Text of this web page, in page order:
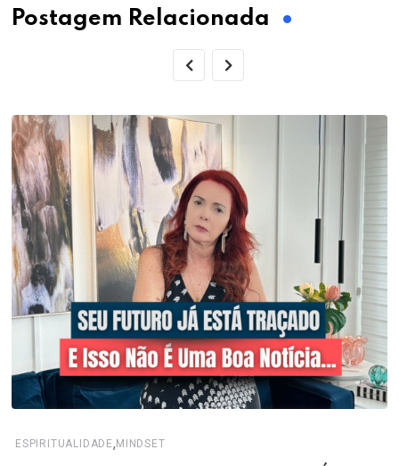
Postagem Relacionada
ESPIRITUALIDADE, MINDSET